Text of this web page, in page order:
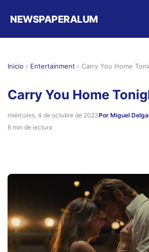
NEWSPAPERALUM
Inicio › Entertainment › Carry You Home
Carry You Home
miércoles, 4 de octubre de 2023Por Miguel
8 min de lectura